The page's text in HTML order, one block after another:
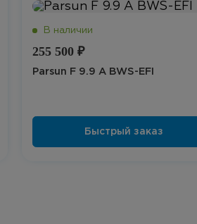
255 500 ₽
Parsun F 9.9 A BWS-EFI